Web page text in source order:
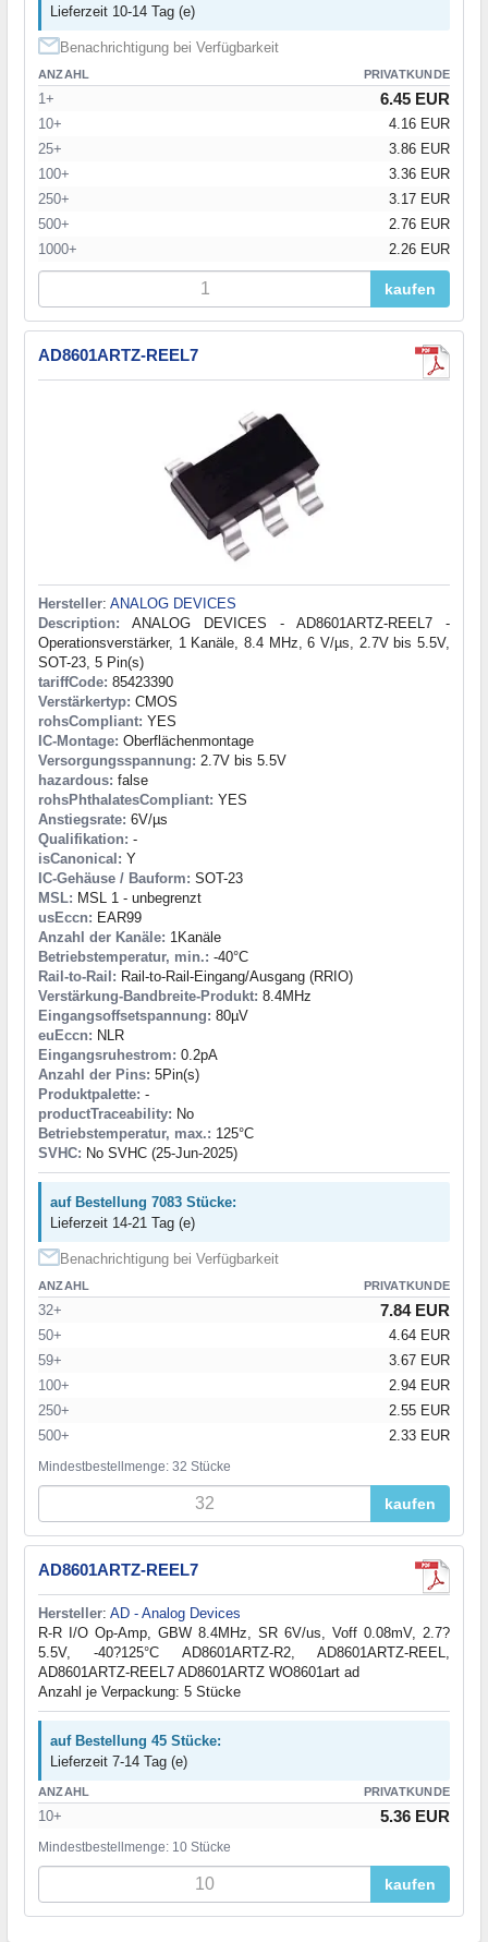
Lieferzeit 10-14 Tag (e)
Benachrichtigung bei Verfügbarkeit
ANZAHL PRIVATKUNDE
1+ 6.45 EUR
10+
4.16 EUR
25+
3.86 EUR
100+
3.36 EUR
250+
3.17 EUR
500+
2.76 EUR
1000+
2.26 EUR
kaufen
AD8601ARTZ-REEL7
Hersteller: ANALOG DEVICES
Description: ANALOG DEVICES - AD8601ARTZ-REEL7 -
Operationsverstärker, 1 Kanäle, 8.4 MHz, 6 V/µs, 2.7V bis 5.5V,
SOT-23, 5 Pin(s)
tariffCode: 85423390
Verstärkertyp: CMOS
rohsCompliant: YES
IC-Montage: Oberflächenmontage
Versorgungsspannung: 2.7V bis 5.5V
hazardous: false
rohsPhthalatesCompliant: YES
Anstiegsrate: 6V/µs
Qualifikation: -
isCanonical: Y
IC-Gehäuse / Bauform: SOT-23
MSL: MSL 1 - unbegrenzt
usEccn: EAR99
Anzahl der Kanäle: 1Kanäle
Betriebstemperatur, min.: -40°C
Rail-to-Rail: Rail-to-Rail-Eingang/Ausgang (RRIO)
Verstärkung-Bandbreite-Produkt: 8.4MHz
Eingangsoffsetspannung: 80µV
euEccn: NLR
Eingangsruhestrom: 0.2pA
Anzahl der Pins: 5Pin(s)
Produktpalette: -
productTraceability: No
Betriebstemperatur, max.: 125°C
SVHC: No SVHC (25-Jun-2025)
auf Bestellung 7083 Stücke:
Lieferzeit 14-21 Tag (e)
Benachrichtigung bei Verfügbarkeit
ANZAHL PRIVATKUNDE
32+ 7.84 EUR
50+
4.64 EUR
59+
3.67 EUR
100+
2.94 EUR
250+
2.55 EUR
500+
2.33 EUR
Mindestbestellmenge: 32 Stücke
kaufen
AD8601ARTZ-REEL7
Hersteller: AD - Analog Devices
R-R I/O Op-Amp, GBW 8.4MHz, SR 6V/us, Voff 0.08mV, 2.7?
5.5V, -40?125°C AD8601ARTZ-R2, AD8601ARTZ-REEL,
AD8601ARTZ-REEL7 AD8601ARTZ WO8601art ad
Anzahl je Verpackung: 5 Stücke
auf Bestellung 45 Stücke:
Lieferzeit 7-14 Tag (e)
ANZAHL PRIVATKUNDE
10+ 5.36 EUR
Mindestbestellmenge: 10 Stücke
kaufen